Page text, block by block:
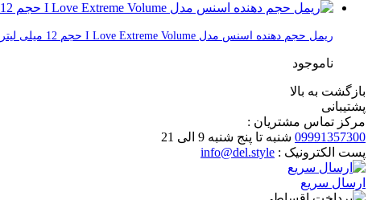
ریمل حجم دهنده اسنس مدل I Love Extreme Volume حجم 12 میلی لیتر
ناموجود
بازگشت به بالا
پشتیبانی
مرکز تماس مشتریان :
09991357300 شنبه تا پنج شنبه 9 الی 21
پست الکترونیک : info@del.style
ارسال سریع